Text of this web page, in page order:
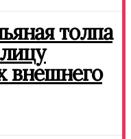
толпа
внешнего